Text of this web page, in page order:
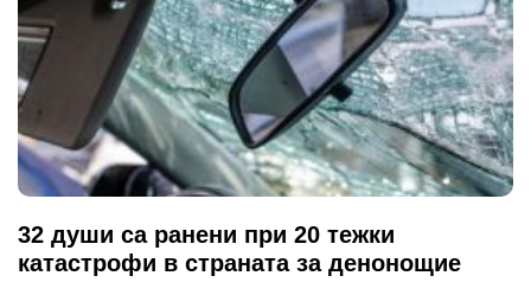
32 души са ранени при 20 тежки
катастрофи в страната за денонощие